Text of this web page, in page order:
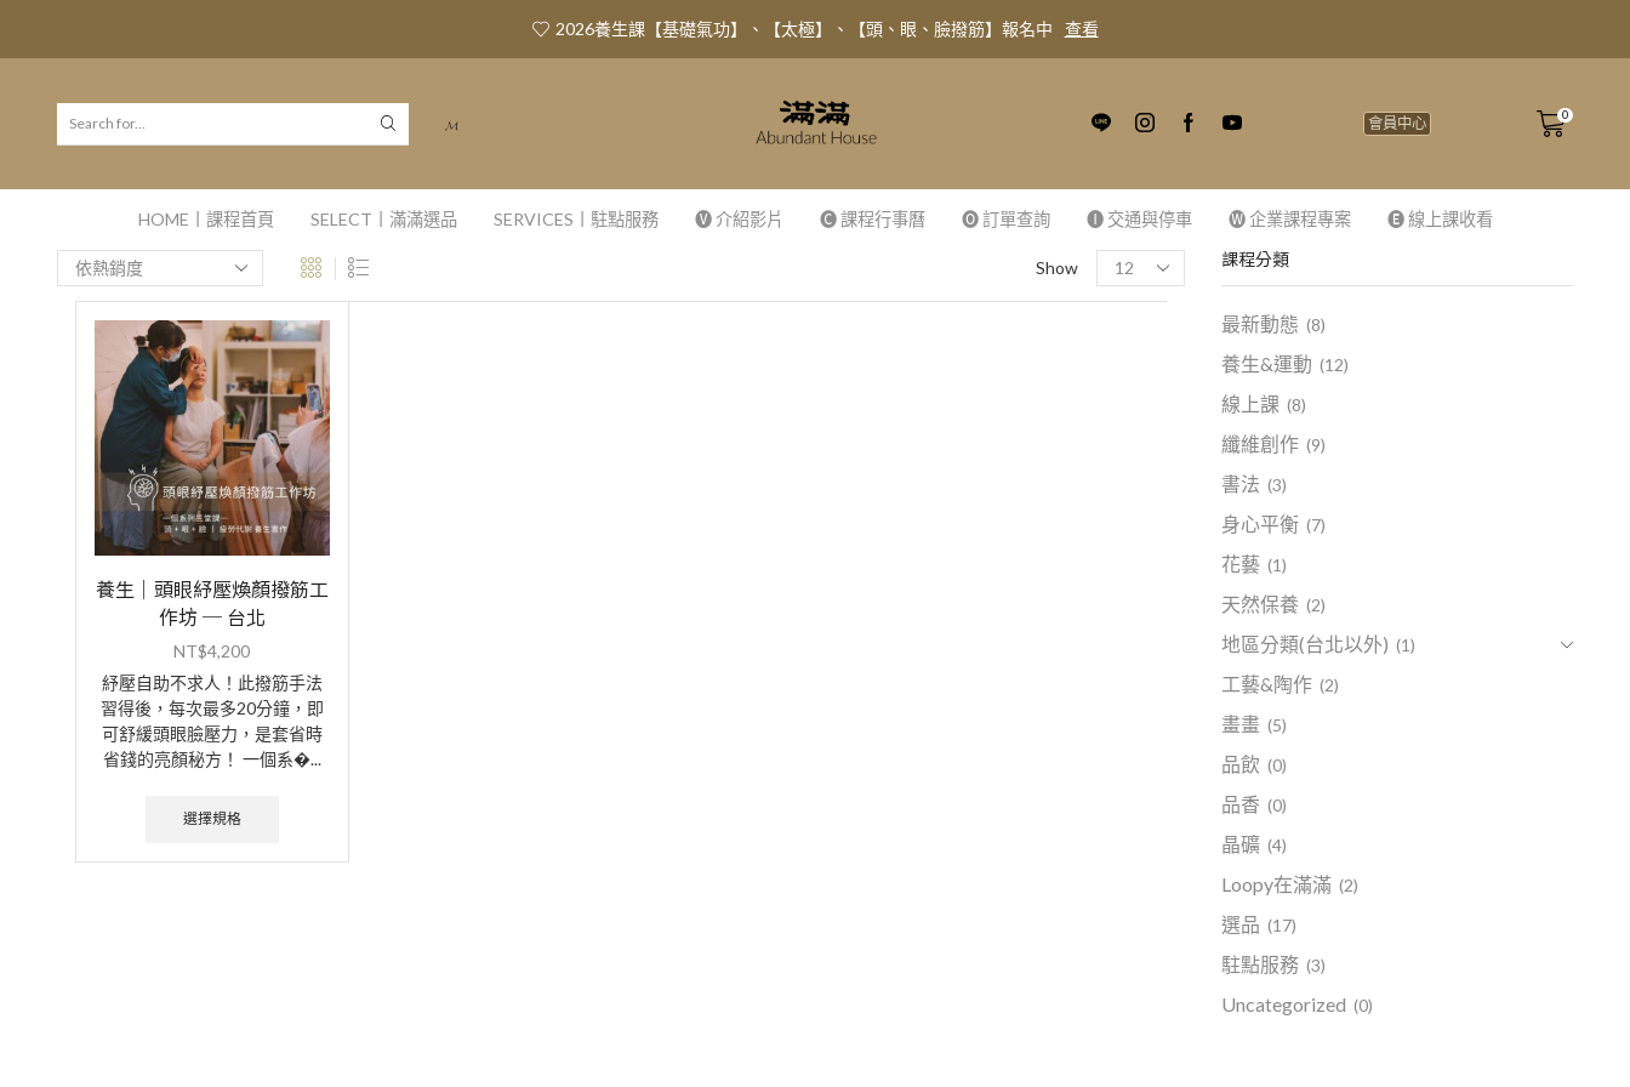
2026養生課【基礎氣功】、【太極】、【頭、眼、臉撥筋】報名中 查看
𝓜 會員中心 0
HOME丨課程首頁 SELECT丨滿滿選品 SERVICES丨駐點服務 🅥 介紹影片 🅒 課程行事曆 🅞 訂單查詢 🅘 交通與停車 🅦 企業課程專案 🅔 線上課收看
Show
養生｜頭眼紓壓煥顏撥筋工
作坊 ─ 台北
NT$4,200
紓壓自助不求人！此撥筋手法
習得後，每次最多20分鐘，即
可舒緩頭眼臉壓力，是套省時
省錢的亮顏秘方！ 一個系�...
選擇規格
課程分類
最新動態 (8)
養生&運動 (12)
線上課 (8)
纖維創作 (9)
書法 (3)
身心平衡 (7)
花藝 (1)
天然保養 (2)
地區分類(台北以外) (1)
工藝&陶作 (2)
畫畫 (5)
品飲 (0)
品香 (0)
晶礦 (4)
Loopy在滿滿 (2)
選品 (17)
駐點服務 (3)
Uncategorized (0)